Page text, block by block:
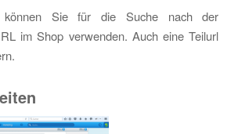
können Sie für die Suche nach der
im Shop verwenden. Auch eine Teilurl